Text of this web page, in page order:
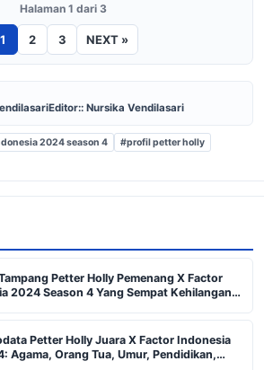
Halaman 1 dari 3
1 2 3 NEXT »
Editor:: Nursika Vendilasari
2024 season 4 #profil petter holly
Petter Holly Pemenang X Factor
2024 Season 4 Yang Sempat Kehilangan
Petter Holly Juara X Factor Indonesia
Agama, Orang Tua, Umur, Pendidikan,